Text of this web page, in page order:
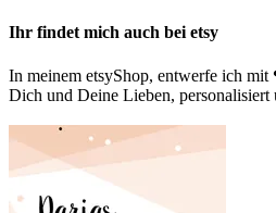
Ihr findet mich auch bei etsy
In meinem etsyShop, entwerfe ich
Dich und Deine Lieben, personalisiert